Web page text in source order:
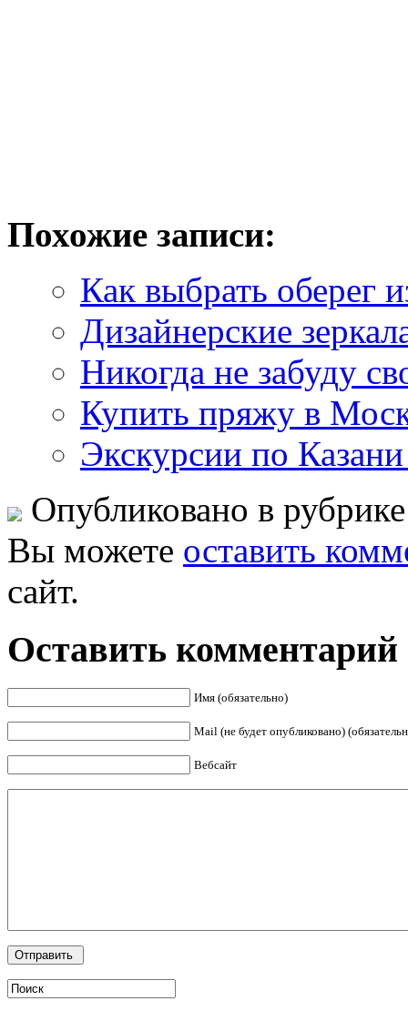
Похожие записи:
Как выбрать оберег
Дизайнерские
Никогда не забуду
Купить пряжу в
Экскурсии по
Опубликовано в
Вы можете оставить
сайт.
Оставить комментарий
Имя (обязательно)
Mail (не будет опубликовано)
Вебсайт